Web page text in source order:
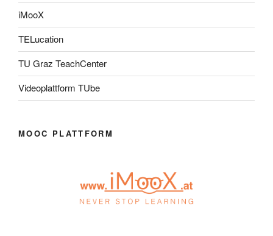
iMooX
TELucation
TU Graz TeachCenter
Videoplattform TUbe
MOOC PLATTFORM